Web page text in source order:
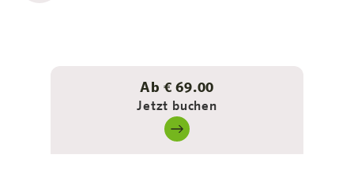
Ab € 69.00
Jetzt buchen